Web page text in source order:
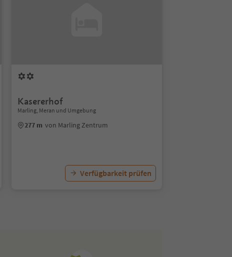
Kasererhof
Marling, Meran und Umgebung
277 m von Marling Zentrum
Verfügbarkeit prüfen